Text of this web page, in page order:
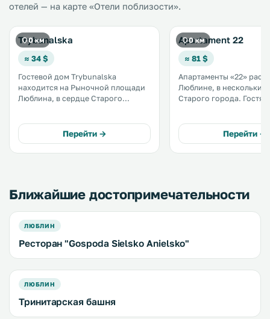
отелей — на карте «Отели поблизости».
0 км
Trybunalska
≈ 34 $
Гостевой дом Trybunalska
находится на Рыночной площади
Люблина, в сердце Старого
индустриальном стиле номера с
кондиционером и Wi-Fi. .
Перейти →
0 км
Apartament 22
≈ 81 $
Апартаменты «22»
Люблине, в нескольких
Старого города. Гостям
территории. В апартаментах
имеется мини-кухня,
зона и собственная
Перейти →
Ближайшие достопримечательности
ЛЮБЛИН
Ресторан "Gospoda Sielsko Anielsko"
ЛЮБЛИН
Тринитарская башня